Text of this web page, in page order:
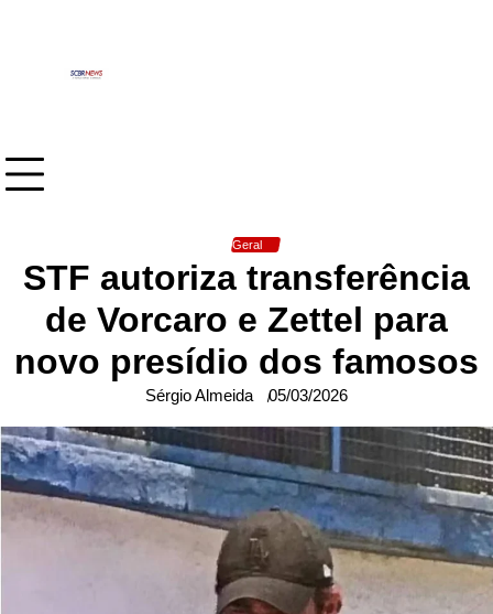
Geral
STF autoriza transferência
de Vorcaro e Zettel para
novo presídio dos famosos
Sérgio Almeida 05/03/2026